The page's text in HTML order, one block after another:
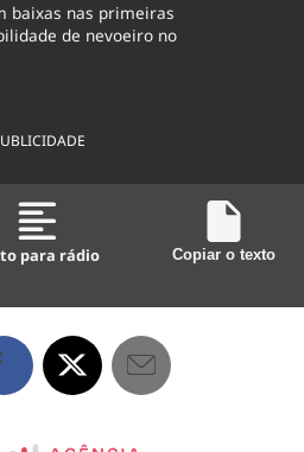
baixas nas primeiras
de nevoeiro no
para rádio Copiar o texto